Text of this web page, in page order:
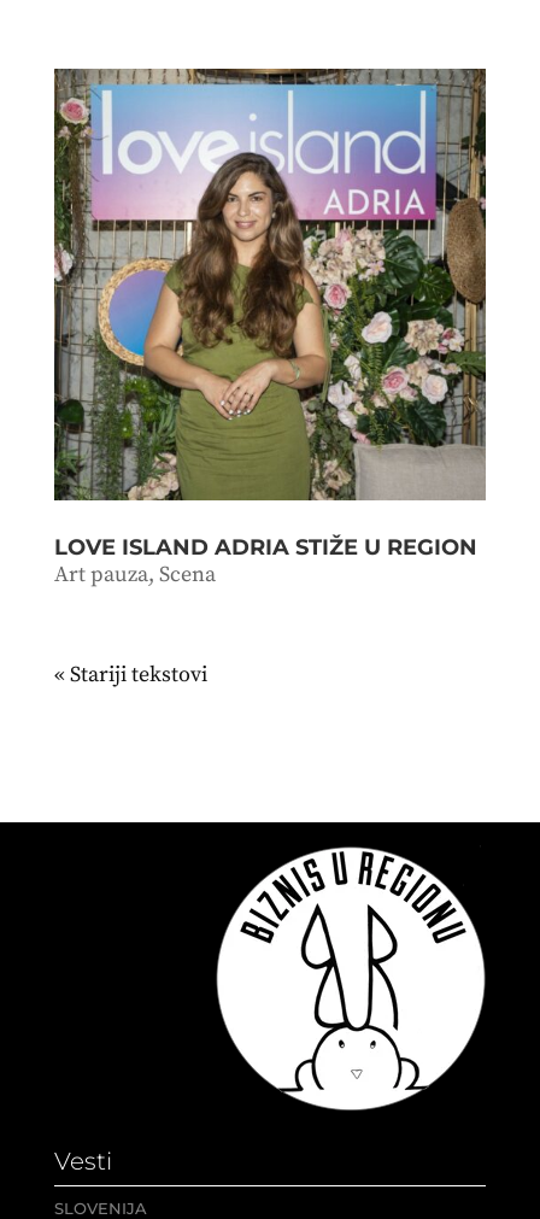
LOVE ISLAND ADRIA STIŽE U REGION
Art pauza, Scena
« Stariji unosi
Vesti
SLOVENIJA